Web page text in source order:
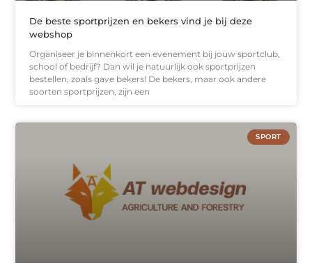
De beste sportprijzen en bekers vind je bij deze
webshop
Organiseer je binnenkort een evenement bij jouw sportclub,
school of bedrijf? Dan wil je natuurlijk ook sportprijzen
bestellen, zoals gave bekers! De bekers, maar ook andere
soorten sportprijzen, zijn een
SPORT